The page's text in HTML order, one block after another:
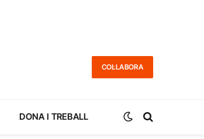
COL·LABORA
DONA I TREBALL